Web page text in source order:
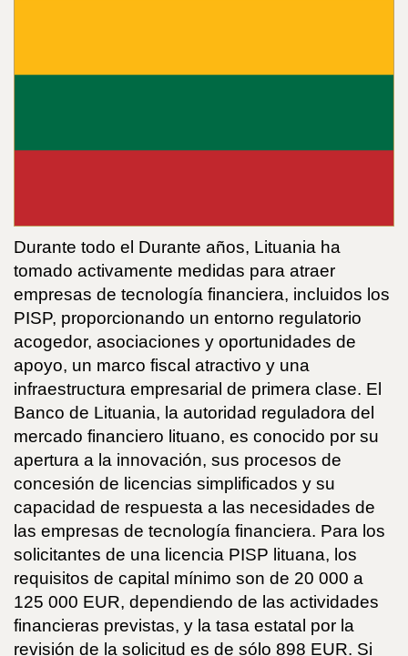
Durante todo el Durante años, Lituania ha
tomado activamente medidas para atraer
empresas de tecnología financiera, incluidos los
PISP, proporcionando un entorno regulatorio
acogedor, asociaciones y oportunidades de
apoyo, un marco fiscal atractivo y una
infraestructura empresarial de primera clase. El
Banco de Lituania, la autoridad reguladora del
mercado financiero lituano, es conocido por su
apertura a la innovación, sus procesos de
concesión de licencias simplificados y su
capacidad de respuesta a las necesidades de
las empresas de tecnología financiera. Para los
solicitantes de una licencia PISP lituana, los
requisitos de capital mínimo son de 20 000 a
125 000 EUR, dependiendo de las actividades
financieras previstas, y la tasa estatal por la
revisión de la solicitud es de sólo 898 EUR. Si